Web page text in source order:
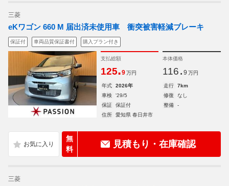
三菱
eKワゴン 660 M 届出済未使用車 衝突被害軽減ブレーキ
保証付 車両品質保証書付 購入プラン付き
支払総額
125.9 万円
本体価格
116. 9 万円
年式 2026年 走行
7km
車検
'29/5 修復
なし
保証
保証付 整備
-
住所
愛知県 春日井市
無
料
見積もり・在庫確認
三菱